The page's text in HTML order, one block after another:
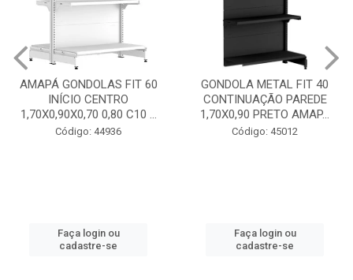
GONDOLA METAL FIT 40
CONTINUAÇÃO PAREDE
1,70X0,90 PRETO AMAP...
Código: 45012
Faça login ou
cadastre-se
GONDOLA METAL FIT 40
INICIO CENTRO 1,70X0,90
PRETO AMAPÁ
Código: 45013
cadastre-se